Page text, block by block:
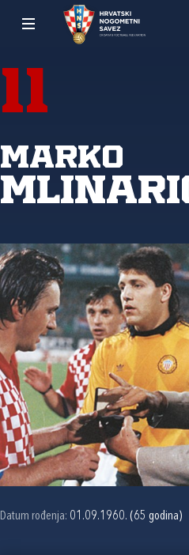
11
Marko
Datum rođenja: 01.09.1960. (65 godina)